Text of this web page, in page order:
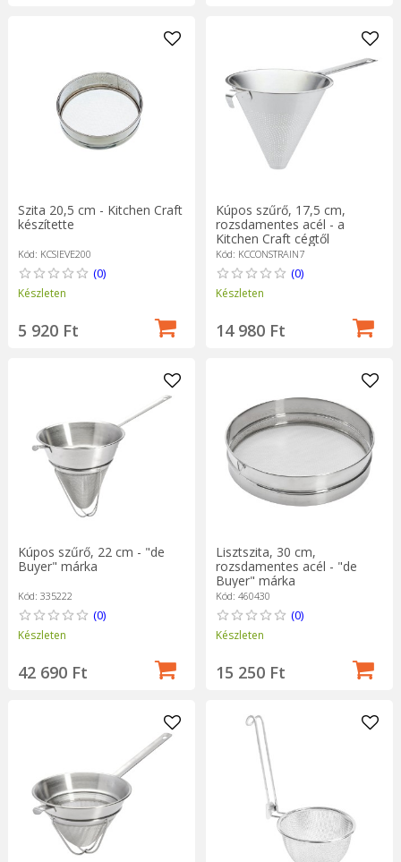
Szita 20,5 cm - Kitchen Craft
készítette
Kód: KCSIEVE200
(0)
Készleten
5 920 Ft
Kúpos szűrő, 17,5 cm,
rozsdamentes acél - a
Kitchen Craft cégtől
Kód: KCCONSTRAIN7
(0)
Készleten
14 980 Ft
Kúpos szűrő, 22 cm - "de
Buyer" márka
Kód: 335222
(0)
Készleten
42 690 Ft
Lisztszita, 30 cm,
rozsdamentes acél - "de
Buyer" márka
Kód: 460430
(0)
Készleten
15 250 Ft